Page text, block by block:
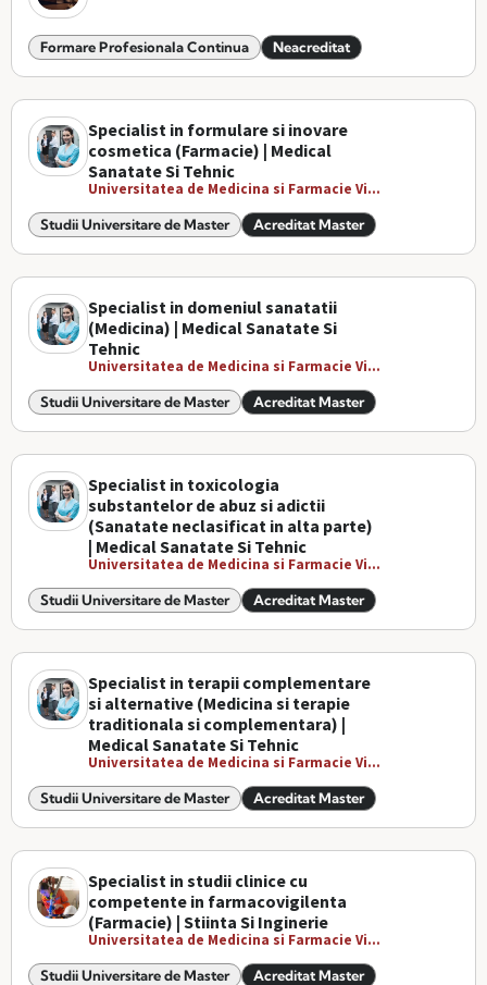
Formare Profesionala Continua Neacreditat
Specialist in formulare si inovare
cosmetica (Farmacie) | Medical
Sanatate Si Tehnic
Universitatea de Medicina si Farmacie Vi...
Studii Universitare de Master Acreditat Master
Specialist in domeniul sanatatii
(Medicina) | Medical Sanatate Si
Tehnic
Universitatea de Medicina si Farmacie Vi...
Studii Universitare de Master Acreditat Master
Specialist in toxicologia
substantelor de abuz si adictii
(Sanatate neclasificat in alta parte)
| Medical Sanatate Si Tehnic
Universitatea de Medicina si Farmacie Vi...
Studii Universitare de Master Acreditat Master
Specialist in terapii complementare
si alternative (Medicina si terapie
traditionala si complementara) |
Medical Sanatate Si Tehnic
Universitatea de Medicina si Farmacie Vi...
Studii Universitare de Master Acreditat Master
Specialist in studii clinice cu
competente in farmacovigilenta
(Farmacie) | Stiinta Si Inginerie
Universitatea de Medicina si Farmacie Vi...
Studii Universitare de Master Acreditat Master